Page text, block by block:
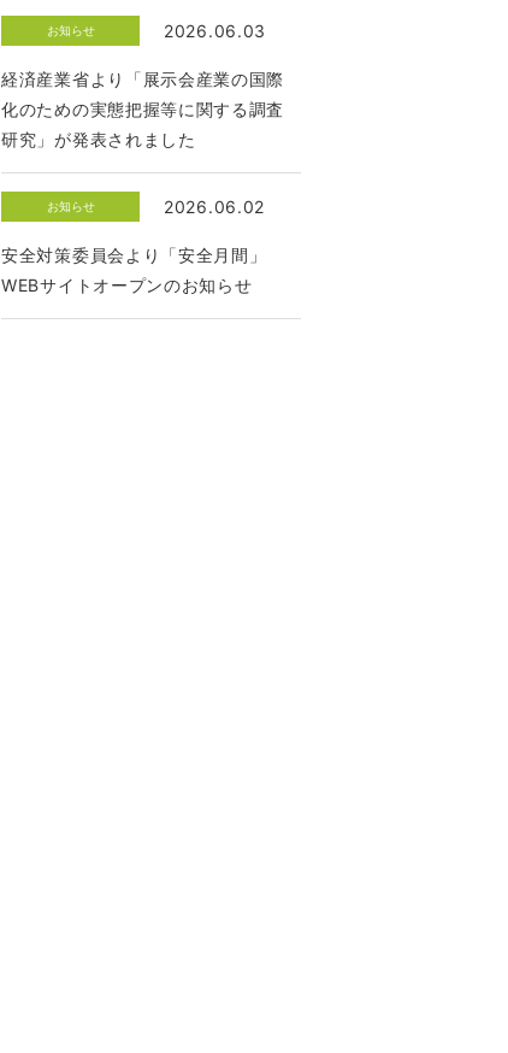
お知らせ 2026.06.03
経済産業省より「展示会産業の国際
化のための実態把握等に関する調査
研究」が発表されました
お知らせ 2026.06.02
安全対策委員会より「安全月間」
WEBサイトオープンのお知らせ